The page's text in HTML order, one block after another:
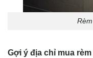
Gợi ý địa chỉ mua